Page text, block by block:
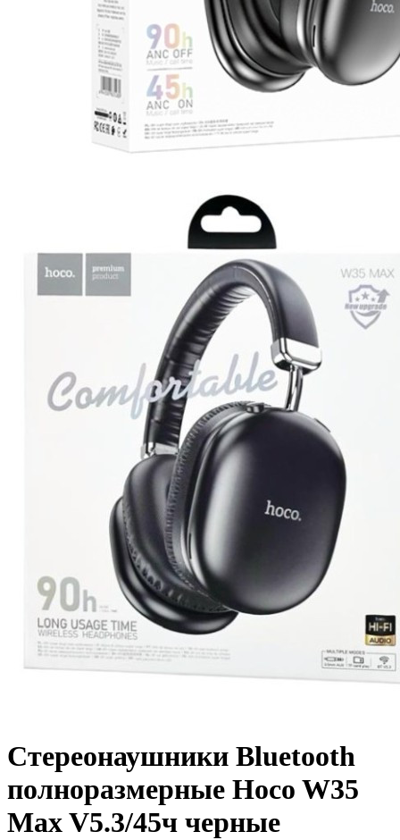
Стереонаушники Bluetooth
полноразмерные Hoco W35
Max V5.3/45ч черные